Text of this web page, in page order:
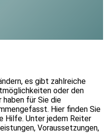
es gibt zahlreiche
oder den
haben für Sie die
Hier finden Sie
Hilfe. Unter jedem Reiter
Voraussetzungen,